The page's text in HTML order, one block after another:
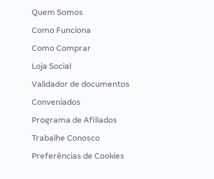
Quem Somos
Como Funciona
Como Comprar
Loja Social
Validador de documentos
Conveniados
Programa de Afiliados
Trabalhe Conosco
Preferências de Cookies